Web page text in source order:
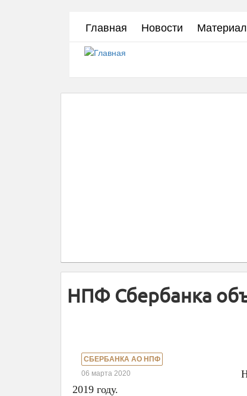
Главная Новости
НПФ Сбербанка
СБЕРБАНКА АО НПФ
06 марта 2020
2019 году.